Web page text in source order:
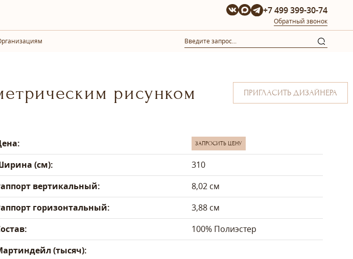
+7 499 399-30-74
Обратный звонок
рисунком ПРИГЛАСИТЬ ДИЗАЙНЕРА
ЗАПРОСИТЬ ЦЕНУ
(см):
310
вертикальный:
8,02 см
горизонтальный:
3,88 см
100% Полиэстер
(тысяч):